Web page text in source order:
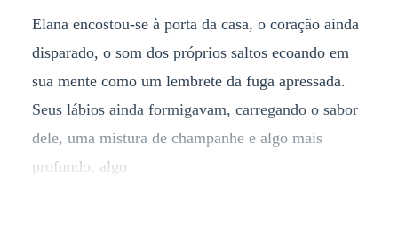
Elana encostou-se à porta da casa, o coração ainda
disparado, o som dos próprios saltos ecoando em
sua mente como um lembrete da fuga apressada.
Seus lábios ainda formigavam, carregando o sabor
dele, uma mistura de champanhe e algo mais
profundo, algo